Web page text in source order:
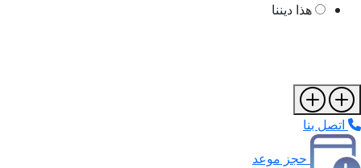
هذا ديننا
اتصل بنا
حجز موعد